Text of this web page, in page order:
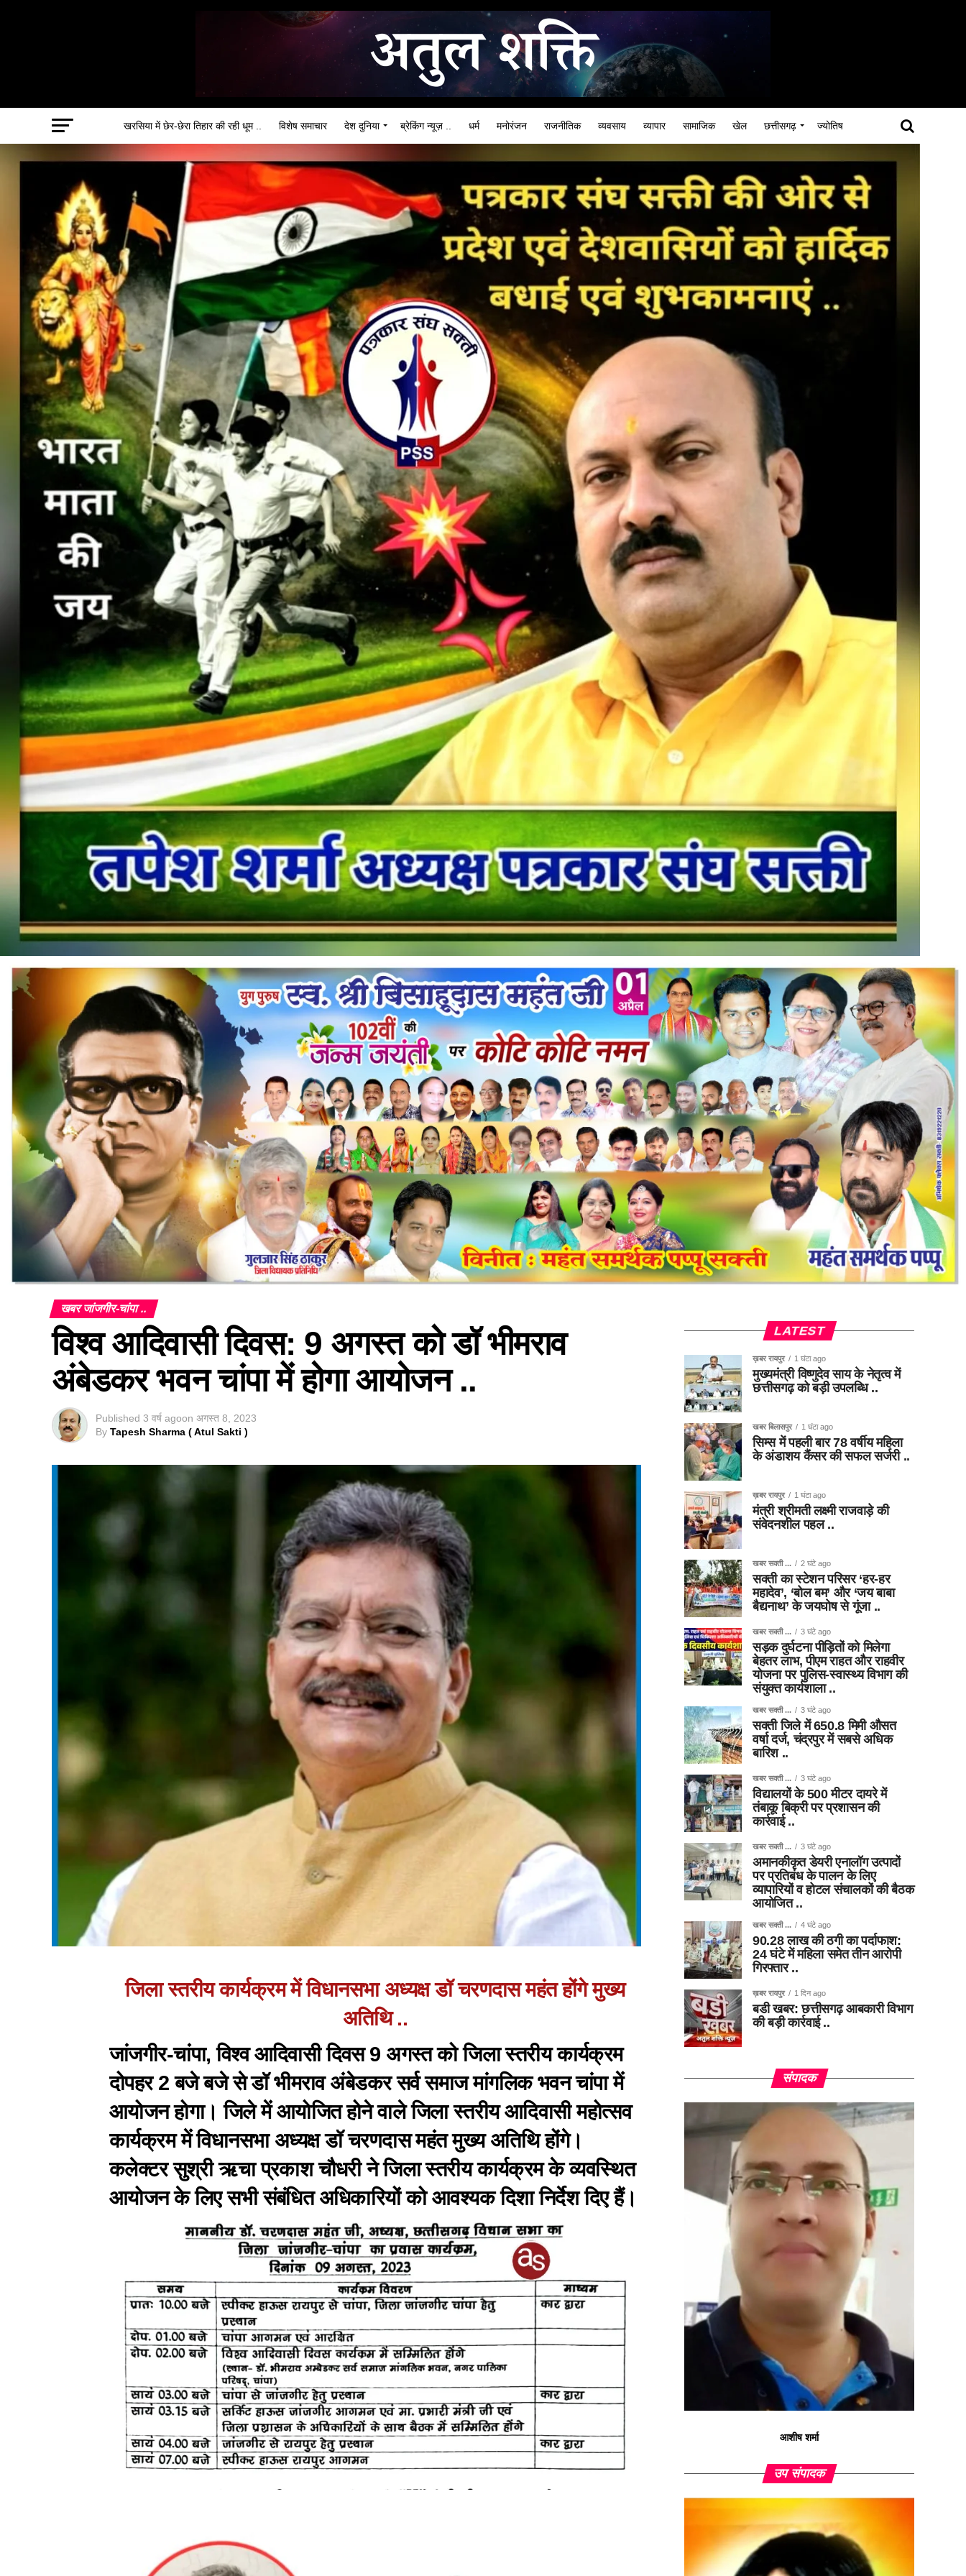
खरसिया में छेर-छेरा तिहार की रही धूम .. विशेष समाचार देश दुनिया ब्रेकिंग न्यूज़ .. धर्म मनोरंजन राजनीतिक व्यवसाय व्यापार सामाजिक खेल छत्तीसगढ़ ज्योतिष
खबर जांजगीर-चांपा ..
विश्व आदिवासी दिवस: 9 अगस्त को डॉ भीमराव
अंबेडकर भवन चांपा में होगा आयोजन ..
Published 3 वर्ष agoon अगस्त 8, 2023
By Tapesh Sharma ( Atul Sakti )
जिला स्तरीय कार्यक्रम में विधानसभा अध्यक्ष डॉ चरणदास महंत होंगे मुख्य
अतिथि ..
जांजगीर-चांपा, विश्व आदिवासी दिवस 9 अगस्त को जिला स्तरीय कार्यक्रम
दोपहर 2 बजे बजे से डॉ भीमराव अंबेडकर सर्व समाज मांगलिक भवन चांपा में
आयोजन होगा। जिले में आयोजित होने वाले जिला स्तरीय आदिवासी महोत्सव
कार्यक्रम में विधानसभा अध्यक्ष डॉ चरणदास महंत मुख्य अतिथि होंगे।
कलेक्टर सुश्री ऋचा प्रकाश चौधरी ने जिला स्तरीय कार्यक्रम के व्यवस्थित
आयोजन के लिए सभी संबंधित अधिकारियों को आवश्यक दिशा निर्देश दिए हैं।
LATEST
ख़बर रायपुर 1 घंटा ago
मुख्यमंत्री विष्णुदेव साय के नेतृत्व में
छत्तीसगढ़ को बड़ी उपलब्धि ..
खबर बिलासपुर 1 घंटा ago
सिम्स में पहली बार 78 वर्षीय महिला
के अंडाशय कैंसर की सफल सर्जरी ..
ख़बर रायपुर 1 घंटा ago
मंत्री श्रीमती लक्ष्मी राजवाड़े की
संवेदनशील पहल ..
खबर सक्ती ... 2 घंटे ago
सक्ती का स्टेशन परिसर ‘हर-हर
महादेव’, ‘बोल बम’ और ‘जय बाबा
बैद्यनाथ’ के जयघोष से गूंजा ..
खबर सक्ती ... 3 घंटे ago
सड़क दुर्घटना पीड़ितों को मिलेगा
बेहतर लाभ, पीएम राहत और राहवीर
योजना पर पुलिस-स्वास्थ्य विभाग की
संयुक्त कार्यशाला ..
खबर सक्ती ... 3 घंटे ago
सक्ती जिले में 650.8 मिमी औसत
वर्षा दर्ज, चंद्रपुर में सबसे अधिक
बारिश ..
खबर सक्ती ... 3 घंटे ago
विद्यालयों के 500 मीटर दायरे में
तंबाकू बिक्री पर प्रशासन की
कार्रवाई ..
खबर सक्ती ... 3 घंटे ago
अमानकीकृत डेयरी एनालॉग उत्पादों
पर प्रतिबंध के पालन के लिए
व्यापारियों व होटल संचालकों की बैठक
आयोजित ..
खबर सक्ती ... 4 घंटे ago
90.28 लाख की ठगी का पर्दाफाश:
24 घंटे में महिला समेत तीन आरोपी
गिरफ्तार ..
ख़बर रायपुर 1 दिन ago
बडी खबर: छत्तीसगढ़ आबकारी विभाग
की बड़ी कार्रवाई ..
संपादक
आशीष शर्मा
उप संपादक